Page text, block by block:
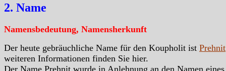
2. Name
Namensbedeutung, Namensherkunft
Der heute gebräuchliche Name für den Koupholit ist Prehnit
weiteren Informationen finden Sie hier.